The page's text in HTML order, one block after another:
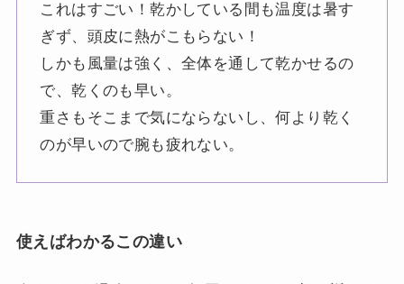
これはすごい！乾かしている間も温度は暑す
ぎず、頭皮に熱がこもらない！
しかも風量は強く、全体を通して乾かせるの
で、乾くのも早い。
重さもそこまで気にならないし、何より乾く
のが早いので腕も疲れない。
使えばわかるこの違い